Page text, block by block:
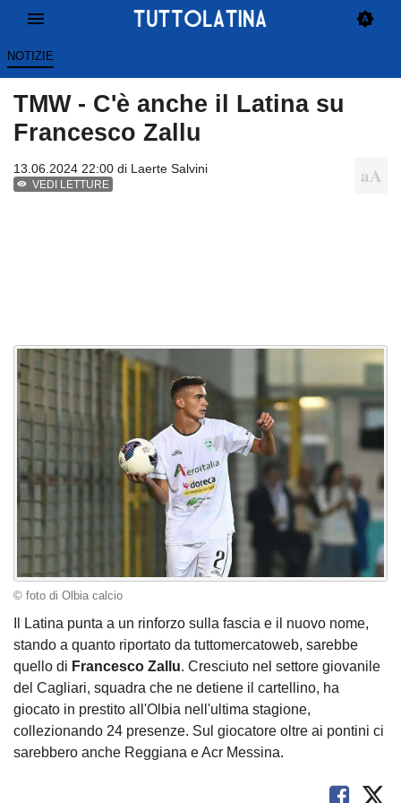
NOTIZIE
TMW - C'è anche il Latina su
Francesco Zallu
13.06.2024 22:00 di Laerte Salvini
VEDI LETTURE
© foto di Olbia calcio
Il Latina punta a un rinforzo sulla fascia e il nuovo nome,
stando a quanto riportato da tuttomercatoweb, sarebbe
quello di Francesco Zallu. Cresciuto nel settore giovanile
del Cagliari, squadra che ne detiene il cartellino, ha
giocato in prestito all'Olbia nell'ultima stagione,
collezionando 24 presenze. Sul giocatore oltre ai pontini ci
sarebbero anche Reggiana e Acr Messina.